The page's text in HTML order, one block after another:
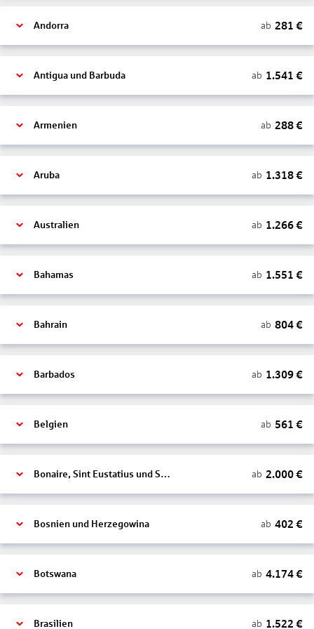
Andorra ab 281 €
Antigua und Barbuda ab 1.541 €
Armenien ab 288€
Aruba ab 1.318€
Australien ab 1.266€
Bahamas ab 1.551 €
Bahrain ab 804€
Barbados ab 1.309€
Belgien ab 561 €
Bonaire, Sint Eustatius und Saba ab 2.000€
Bosnien und Herzegowina ab 402 €
Botswana ab 4.174€
Brasilien ab 1.522 €